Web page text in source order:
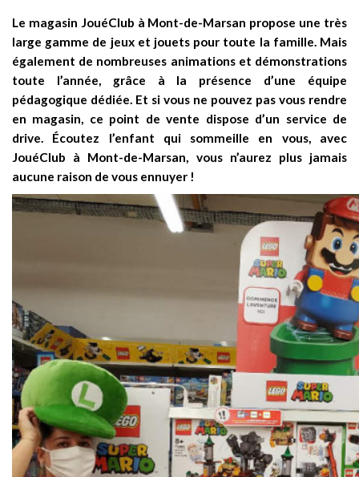
Le magasin JouéClub à Mont-de-Marsan propose une très
large gamme de jeux et jouets pour toute la famille. Mais
également de nombreuses animations et démonstrations
toute l’année, grâce à la présence d’une équipe
pédagogique dédiée. Et si vous ne pouvez pas vous rendre
en magasin, ce point de vente dispose d’un service de
drive. Écoutez l’enfant qui sommeille en vous, avec
JouéClub à Mont-de-Marsan, vous n’aurez plus jamais
aucune raison de vous ennuyer !